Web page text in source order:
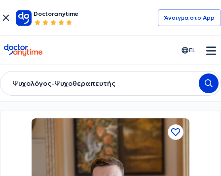
Doctoranytime
Άνοιγμα στο App
doctoranytime EL
Ψυχολόγος-Ψυχοθεραπευτής